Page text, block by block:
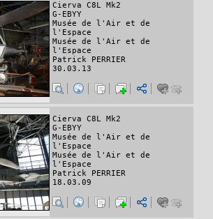
Cierva C8L Mk2
G-EBYY
Musée de l'Air et de
l'Espace
Musée de l'Air et de
l'Espace
Patrick PERRIER
30.03.13
Cierva C8L Mk2
G-EBYY
Musée de l'Air et de
l'Espace
Musée de l'Air et de
l'Espace
Patrick PERRIER
18.03.09